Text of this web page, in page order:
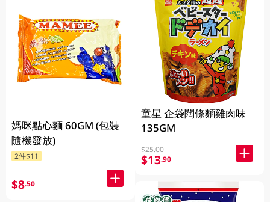
媽咪點心麵 60GM (包裝
隨機發放)
2件$11
$8.50
童星 企袋闊條麵雞肉味
135GM
$25.00
$13.90